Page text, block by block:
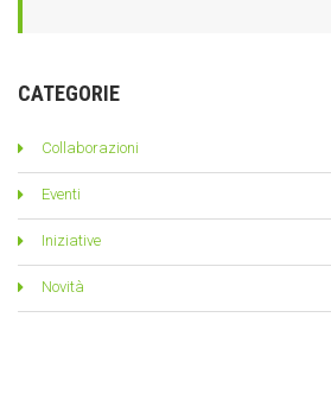
CATEGORIE
Collaborazioni
Eventi
Iniziative
Novità